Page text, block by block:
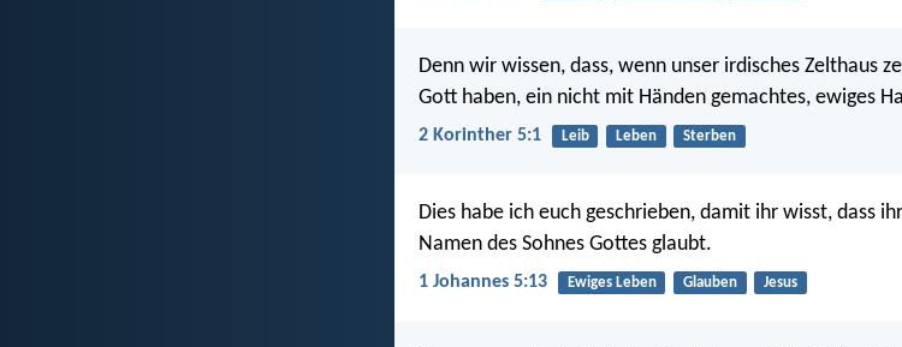
Denn wir wissen, dass, wenn unser irdisches Zelthaus
Gott haben, ein nicht mit Händen gemachtes, ewiges
2 Korinther 5:1 Leib Leben Sterben
Dies habe ich euch geschrieben, damit ihr wisst, dass
Namen des Sohnes Gottes glaubt.
1 Johannes 5:13 Ewiges Leben Glauben Jesus